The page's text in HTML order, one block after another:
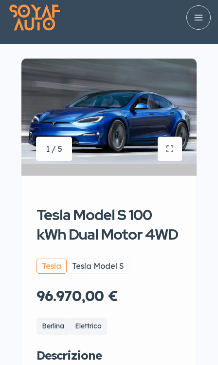
1 / 5
Tesla Model S 100
kWh Dual Motor 4WD
Tesla Tesla Model S
96.970,00 €
Berlina Elettrico
Descrizione